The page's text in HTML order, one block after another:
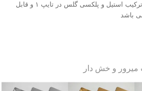
بدنه ی ABS با ظرافت بسیار زیاد و نمای شیشه با زوایای زیبا در تایپ ۲ و ترکیب استیل و پلکسی گلس در تایپ ۱ و قابل
میرور و خش دار